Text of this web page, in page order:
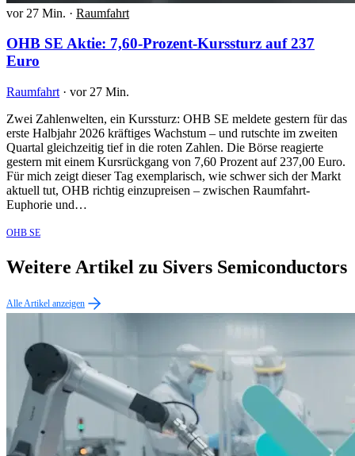
vor 27 Min. · Raumfahrt
OHB SE Aktie: 7,60-Prozent-Kurssturz auf 237
Euro
Raumfahrt · vor 27 Min.
Zwei Zahlenwelten, ein Kurssturz: OHB SE meldete gestern für das
erste Halbjahr 2026 kräftiges Wachstum – und rutschte im zweiten
Quartal gleichzeitig tief in die roten Zahlen. Die Börse reagierte
gestern mit einem Kursrückgang von 7,60 Prozent auf 237,00 Euro.
Für mich zeigt dieser Tag exemplarisch, wie schwer sich der Markt
aktuell tut, OHB richtig einzupreisen – zwischen Raumfahrt-
Euphorie und…
OHB SE
Weitere Artikel zu Sivers Semiconductors
Alle Artikel anzeigen